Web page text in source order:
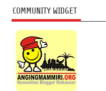
COMMUNITY WIDGET